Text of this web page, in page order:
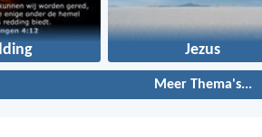
Jezus
Meer Thema's...